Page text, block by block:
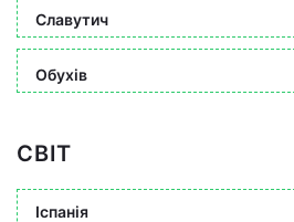
Славутич
Обухів
СВІТ
Іспанія